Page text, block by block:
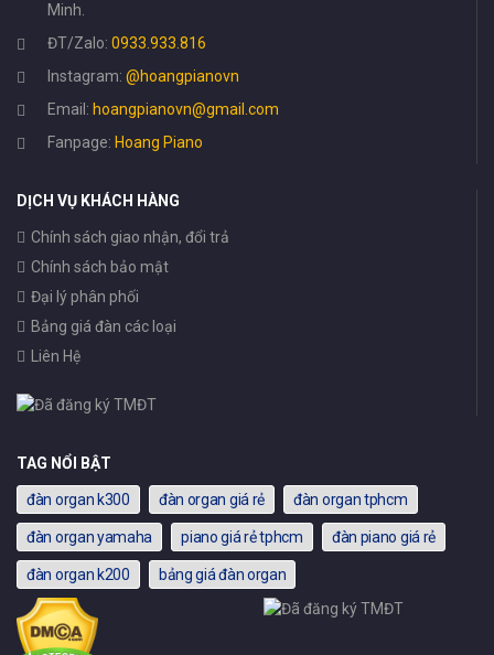
Minh.
ĐT/Zalo: 0933.933.816
Instagram: @hoangpianovn
Email: hoangpianovn@gmail.com
Fanpage: Hoang Piano
DỊCH VỤ KHÁCH HÀNG
Chính sách giao nhận, đổi trả
Chính sách bảo mật
Đại lý phân phối
Bảng giá đàn các loại
Liên Hệ
TAG NỔI BẬT
đàn organ k300 đàn organ giá rẻ đàn organ tphcm
đàn organ yamaha piano giá rẻ tphcm đàn piano giá rẻ
đàn organ k200 bảng giá đàn organ